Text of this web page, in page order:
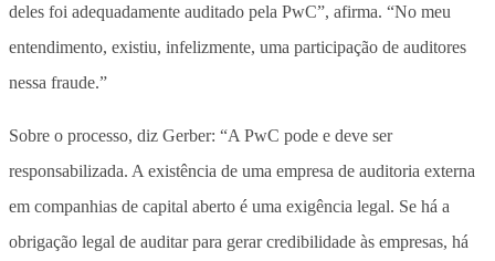
deles foi adequadamente auditado pela PwC”, afirma. “No meu
entendimento, existiu, infelizmente, uma participação de auditores
nessa fraude.”
Sobre o processo, diz Gerber: “A PwC pode e deve ser
responsabilizada. A existência de uma empresa de auditoria externa
em companhias de capital aberto é uma exigência legal. Se há a
obrigação legal de auditar para gerar credibilidade às empresas, há